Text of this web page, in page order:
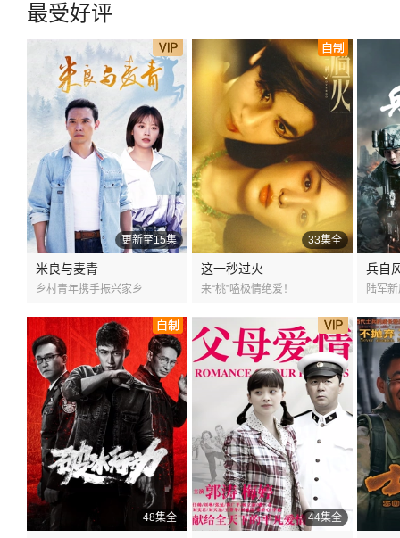
最受好评
更新至15集
米良与麦青
乡村青年携手振兴家乡
33集全
这一秒过火
来“桃”嗑极情绝爱！
兵自
陆军
48集全 44集全